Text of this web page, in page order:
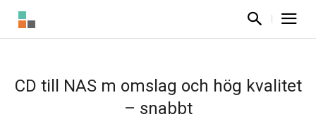
CD till NAS m omslag och hög kvalitet
– snabbt